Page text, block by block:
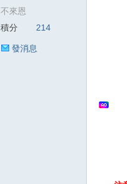
不來恩
積分
214
發消息